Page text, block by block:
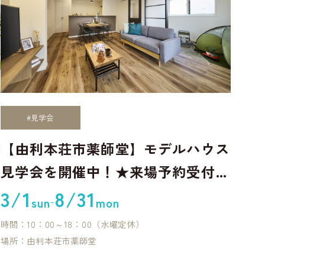
#見学会
【由利本荘市薬師堂】モデルハウス
見学会を開催中！★来場予約受付中
★
3/1sun-8/31 mon
時間：10：00～18：00（水曜定休）
場所：由利本荘市薬師堂